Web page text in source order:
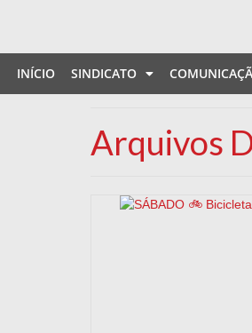
INÍCIO SINDICATO
Arquivos